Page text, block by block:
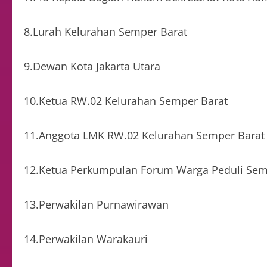
8.Lurah Kelurahan Semper Barat
9.Dewan Kota Jakarta Utara
10.Ketua RW.02 Kelurahan Semper Barat
11.Anggota LMK RW.02 Kelurahan Semper Barat
12.Ketua Perkumpulan Forum Warga Peduli
13.Perwakilan Purnawirawan
14.Perwakilan Warakauri